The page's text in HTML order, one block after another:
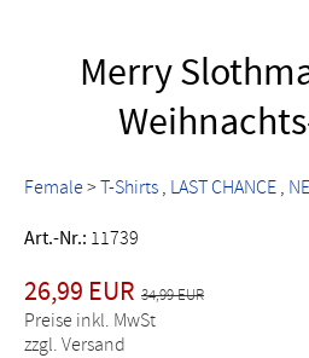
Merry
Female> T-Shirts LAST CHANCE
Art.-Nr.: 11739
26,99 EUR 34,99 EUR
Preise inkl. MwSt
zzgl. Versand